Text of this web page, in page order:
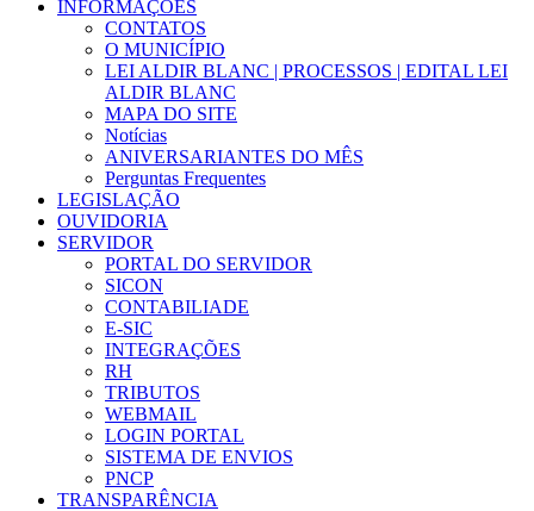
INFORMAÇÕES
CONTATOS
O MUNICÍPIO
LEI ALDIR BLANC | PROCESSOS | EDITAL LEI
ALDIR BLANC
MAPA DO SITE
Notícias
ANIVERSARIANTES DO MÊS
Perguntas Frequentes
LEGISLAÇÃO
OUVIDORIA
SERVIDOR
PORTAL DO SERVIDOR
SICON
CONTABILIADE
E-SIC
INTEGRAÇÕES
RH
TRIBUTOS
WEBMAIL
LOGIN PORTAL
SISTEMA DE ENVIOS
PNCP
TRANSPARÊNCIA